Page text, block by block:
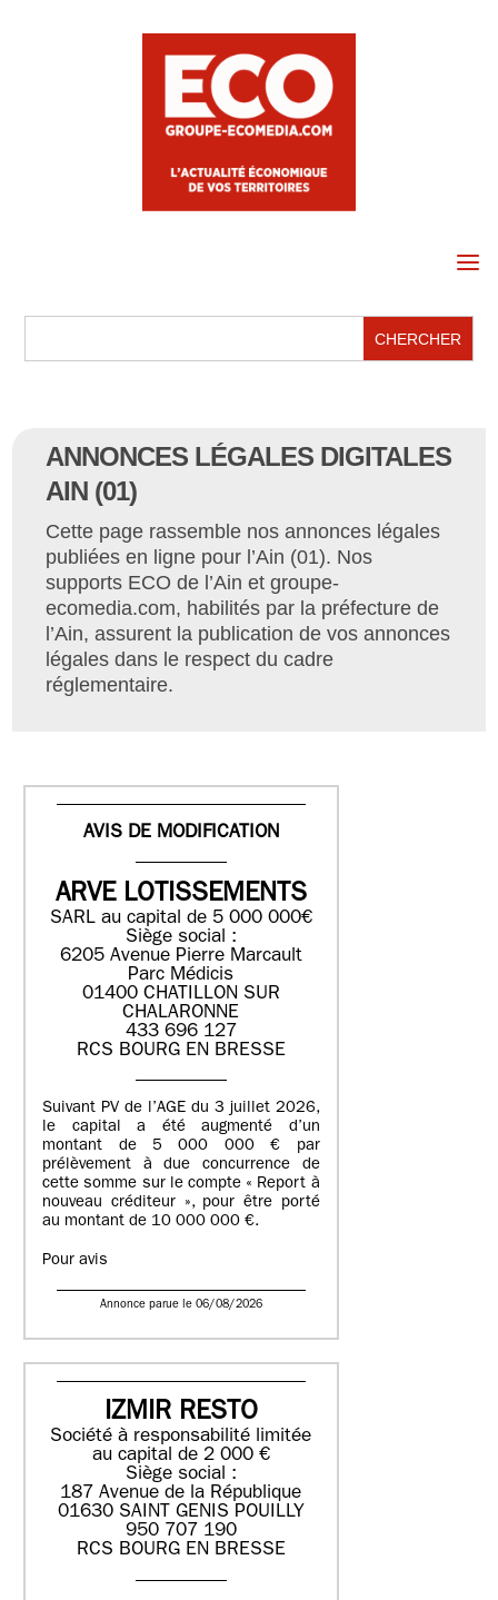
a
ANNONCES LÉGALES DIGITALES
AIN (01)
Cette page rassemble nos annonces légales
publiées en ligne pour l’Ain (01). Nos
supports ECO de l’Ain et groupe-
ecomedia.com, habilités par la préfecture de
l’Ain, assurent la publication de vos annonces
légales dans le respect du cadre
réglementaire.
AVIS DE MODIFICATION
ARVE LOTISSEMENTS
SARL au capital de 5 000 000€
Siège social :
6205 Avenue Pierre Marcault
Parc Médicis
01400 CHATILLON SUR
CHALARONNE
433 696 127
RCS BOURG EN BRESSE
Suivant PV de l’AGE du 3 juillet 2026,
le capital a été augmenté d’un
montant de 5 000 000 € par
prélèvement à due concurrence de
cette somme sur le compte « Report à
nouveau créditeur », pour être porté
au montant de 10 000 000 €.
Pour avis
Annonce parue le 06/08/2026
IZMIR RESTO
Société à responsabilité limitée
au capital de 2 000 €
Siège social :
187 Avenue de la République
01630 SAINT GENIS POUILLY
950 707 190
RCS BOURG EN BRESSE